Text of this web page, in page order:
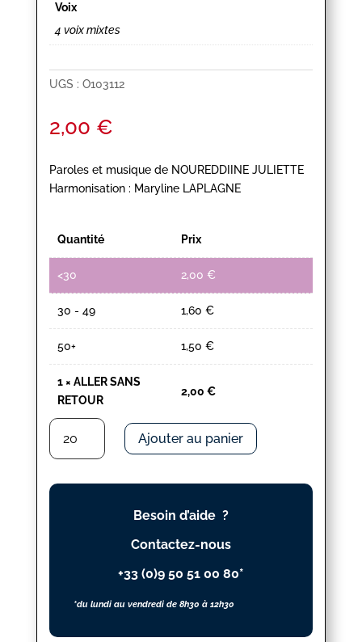
Voix
4 voix mixtes
UGS : O103112
2,00 €
Paroles et musique de NOUREDDIINE JULIETTE
Harmonisation : Maryline LAPLAGNE
Quantité Prix
<30 2,00 €
30 - 49 1,60 €
50+ 1,50 €
1× ALLER SANS
RETOUR
2,00 €
quantité
ALLER
SANS
Ajouter au panier
Besoin d’aide ?
Contactez-nous
+33 (0)9 50 51 00 80*
*du lundi au vendredi de 8h30 à 12h30